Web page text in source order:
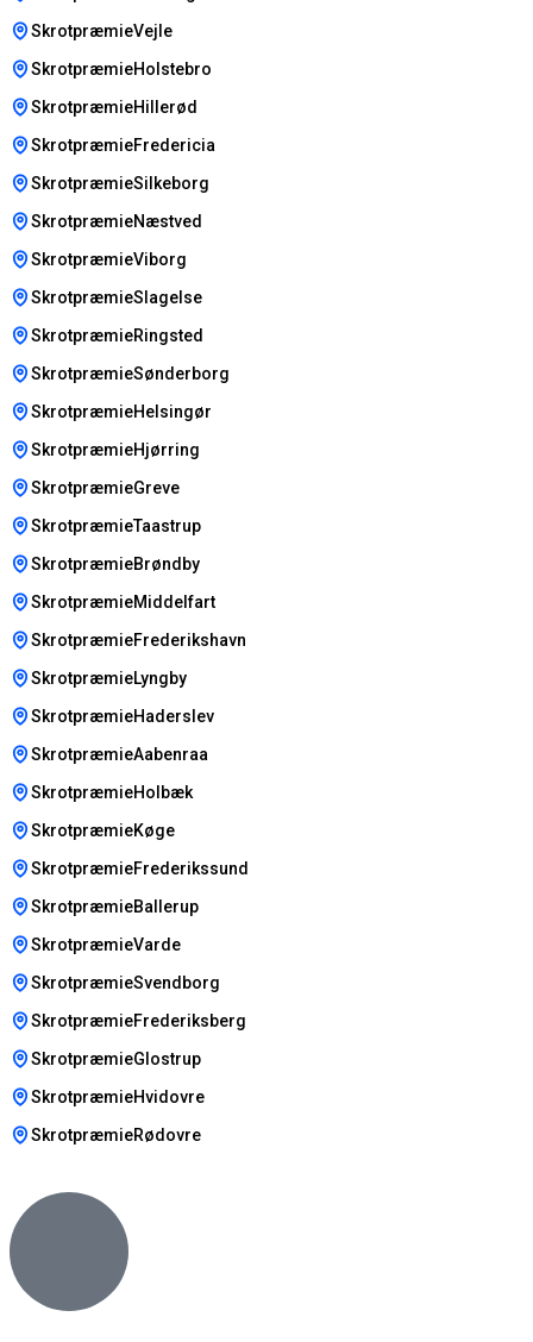
SkrotpræmieVejle
SkrotpræmieHolstebro
SkrotpræmieHillerød
SkrotpræmieFredericia
SkrotpræmieSilkeborg
SkrotpræmieNæstved
SkrotpræmieViborg
SkrotpræmieSlagelse
SkrotpræmieRingsted
SkrotpræmieSønderborg
SkrotpræmieHelsingør
SkrotpræmieHjørring
SkrotpræmieGreve
SkrotpræmieTaastrup
SkrotpræmieBrøndby
SkrotpræmieMiddelfart
SkrotpræmieFrederikshavn
SkrotpræmieLyngby
SkrotpræmieHaderslev
SkrotpræmieAabenraa
SkrotpræmieHolbæk
SkrotpræmieKøge
SkrotpræmieFrederikssund
SkrotpræmieBallerup
SkrotpræmieVarde
SkrotpræmieSvendborg
SkrotpræmieFrederiksberg
SkrotpræmieGlostrup
SkrotpræmieHvidovre
SkrotpræmieRødovre